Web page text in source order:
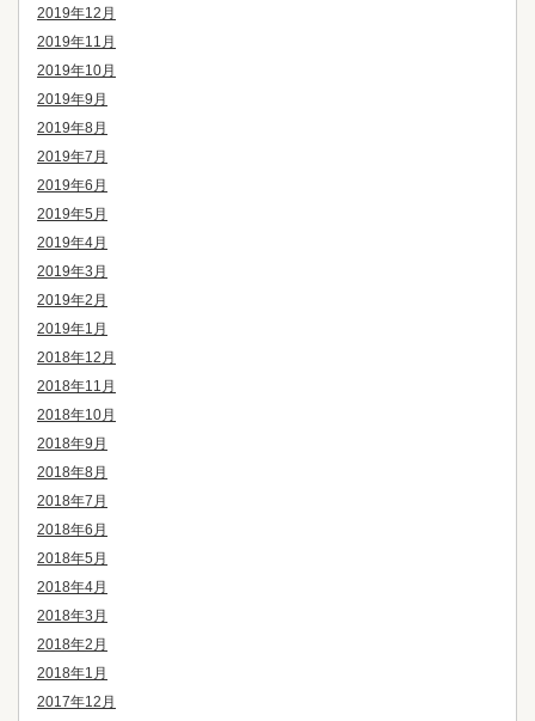
2019年12月
2019年11月
2019年10月
2019年9月
2019年8月
2019年7月
2019年6月
2019年5月
2019年4月
2019年3月
2019年2月
2019年1月
2018年12月
2018年11月
2018年10月
2018年9月
2018年8月
2018年7月
2018年6月
2018年5月
2018年4月
2018年3月
2018年2月
2018年1月
2017年12月